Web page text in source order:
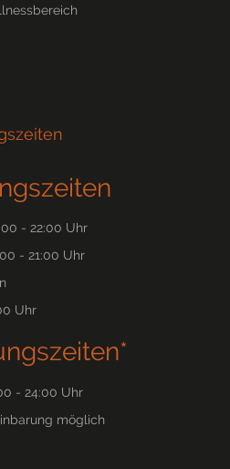
- 22:00 Uhr
21:00 Uhr
Uhr
- 24:00 Uhr
möglich